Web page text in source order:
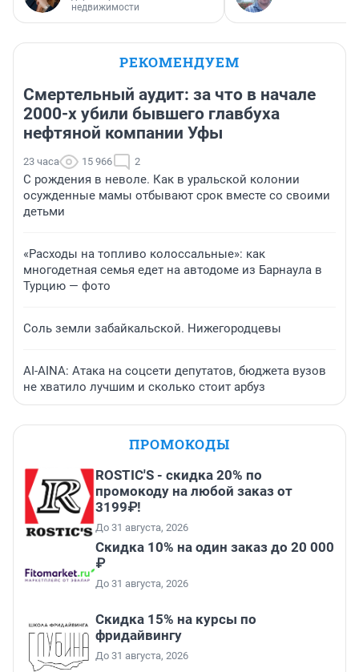
недвижимости
РЕКОМЕНДУЕМ
Смертельный аудит: за что в начале
2000-х убили бывшего главбуха
нефтяной компании Уфы
23 часа 15 966 2
С рождения в неволе. Как в уральской колонии
осужденные мамы отбывают срок вместе со своими
детьми
«Расходы на топливо колоссальные»: как
многодетная семья едет на автодоме из Барнаула в
Турцию — фото
Соль земли забайкальской. Нижегородцевы
AI-AINA: Атака на соцсети депутатов, бюджета вузов
не хватило лучшим и сколько стоит арбуз
ПРОМОКОДЫ
ROSTIC'S - скидка 20% по
промокоду на любой заказ от
3199₽!
До 31 августа, 2026
Скидка 10% на один заказ до 20 000
₽
До 31 августа, 2026
Скидка 15% на курсы по
фридайвингу
До 31 августа, 2026